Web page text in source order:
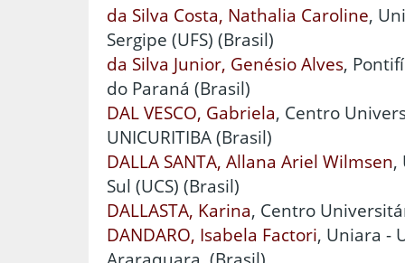
da Silva Costa, Nathalia Caroline,
Sergipe (UFS) (Brasil)
da Silva Junior, Genésio Alves,
do Paraná (Brasil)
DAL VESCO, Gabriela, Centro
UNICURITIBA (Brasil)
DALLA SANTA, Allana Ariel Wilmsen,
Sul (UCS) (Brasil)
DALLASTA, Karina, Centro
DANDARO, Isabela Factori, Uniara -